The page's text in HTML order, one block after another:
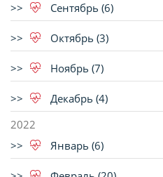
Сентябрь (6)
Октябрь (3)
Ноябрь (7)
Декабрь (4)
2022
Январь (6)